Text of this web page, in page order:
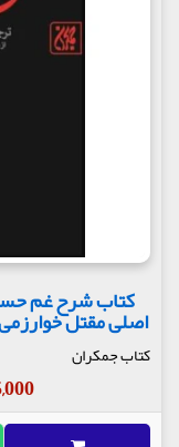
کتاب شرح غم
اصلی مقتل خوارزمی
کتاب جمکران